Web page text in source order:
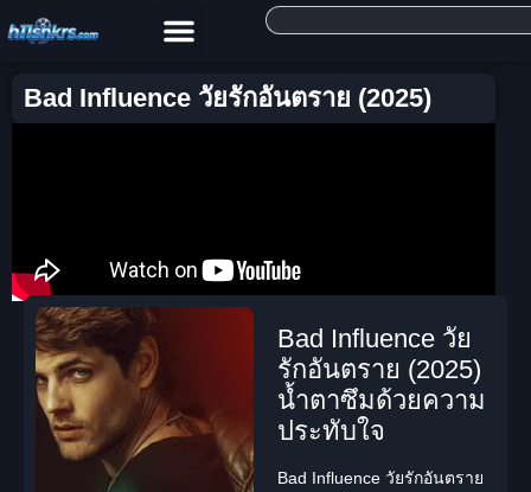
Bad Influence วัยรักอันตราย (2025)
Bad Influence วัย
รักอันตราย (2025)
น้ำตาซึมด้วยความ
ประทับใจ
Bad Influence วัยรักอันตราย